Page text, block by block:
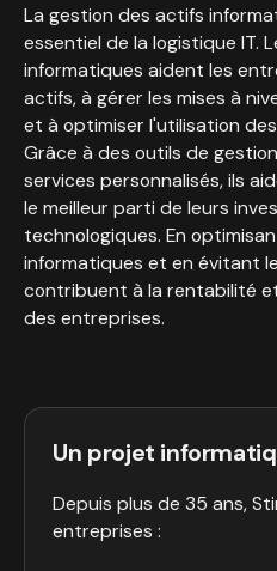
La gestion des actifs
essentiel de la logistique IT.
informatiques aident les
actifs, à gérer les mises à
et à optimiser l'utilisation
Grâce à des outils de
services personnalisés, ils
le meilleur parti de leurs
technologiques. En
informatiques et en évitant
contribuent à la rentabilité
des entreprises.
Un projet
Depuis plus de 35 ans,
entreprises :